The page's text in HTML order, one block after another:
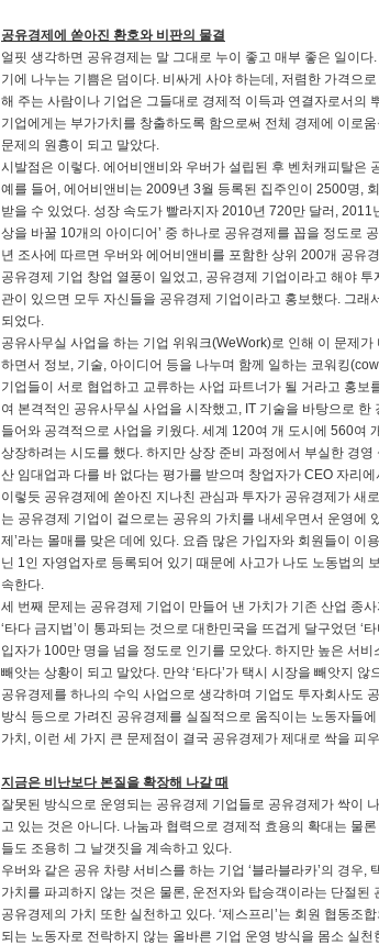
공유경제에 쏟아진 환호와 비판의 물결
얼핏 생각하면 공유경제는 말 그대로 누이 좋고 매부 좋은 일이
기에 나누는 기쁨은 덤이다. 비싸게 사야 하는데, 저렴한 가격으
해 주는 사람이나 기업은 그들대로 경제적 이득과 연결자로서의
기업에게는 부가가치를 창출하도록 함으로써 전체 경제에 이로
문제의 원흉이 되고 말았다.
시발점은 이렇다. 에어비앤비와 우버가 설립된 후 벤처캐피탈은
예를 들어, 에어비앤비는 2009년 3월 등록된 집주인이 2500명,
받을 수 있었다. 성장 속도가 빨라지자 2010년 720만 달러,
상을 바꿀 10개의 아이디어’ 중 하나로 공유경제를 꼽을 정도로
년 조사에 따르면 우버와 에어비앤비를 포함한 상위 200개 공유
공유경제 기업 창업 열풍이 일었고, 공유경제 기업이라고 해야
관이 있으면 모두 자신들을 공유경제 기업이라고 홍보했다. 그
되었다.
공유사무실 사업을 하는 기업 위워크(WeWork)로 인해 이 문제
하면서 정보, 기술, 아이디어 등을 나누며 함께 일하는 코워킹
기업들이 서로 협업하고 교류하는 사업 파트너가 될 거라고 홍보
여 본격적인 공유사무실 사업을 시작했고, IT 기술을 바탕으로
들어와 공격적으로 사업을 키웠다. 세계 120여 개 도시에 560여
상장하려는 시도를 했다. 하지만 상장 준비 과정에서 부실한 경
산 임대업과 다를 바 없다는 평가를 받으며 창업자가 CEO 자리
이렇듯 공유경제에 쏟아진 지나친 관심과 투자가 공유경제가 새
는 공유경제 기업이 겉으로는 공유의 가치를 내세우면서 운영에
제’라는 몰매를 맞은 데에 있다. 요즘 많은 가입자와 회원들이
닌 1인 자영업자로 등록되어 있기 때문에 사고가 나도 노동법의
속한다.
세 번째 문제는 공유경제 기업이 만들어 낸 가치가 기존 산업 종
‘타다 금지법’이 통과되는 것으로 대한민국을 뜨겁게 달구었던 ‘
입자가 100만 명을 넘을 정도로 인기를 모았다. 하지만 높은 서
빼앗는 상황이 되고 말았다. 만약 ‘타다’가 택시 시장을 빼앗지
공유경제를 하나의 수익 사업으로 생각하며 기업도 투자회사도
방식 등으로 가려진 공유경제를 실질적으로 움직이는 노동자들
가치, 이런 세 가지 큰 문제점이 결국 공유경제가 제대로 싹을 피
지금은 비난보다 본질을 확장해 나갈 때
잘못된 방식으로 운영되는 공유경제 기업들로 공유경제가 싹이
고 있는 것은 아니다. 나눔과 협력으로 경제적 효용의 확대는 물
들도 조용히 그 날갯짓을 계속하고 있다.
우버와 같은 공유 차량 서비스를 하는 기업 ‘블라블라카’의 경우
가치를 파괴하지 않는 것은 물론, 운전자와 탑승객이라는 단절
공유경제의 가치 또한 실천하고 있다. ‘제스프리’는 회원 협동조
되는 노동자로 전락하지 않는 올바른 기업 운영 방식을 몸소 실